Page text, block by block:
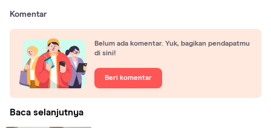
Komentar
Belum ada komentar. Yuk, bagikan pendapatmu
di sini!
Beri komentar
Baca selanjutnya